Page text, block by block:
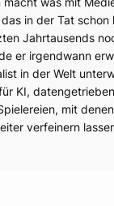
in der Tat schon
Jahrtausends
er irgendwann
in der Welt
KI,
mit
verfeinern